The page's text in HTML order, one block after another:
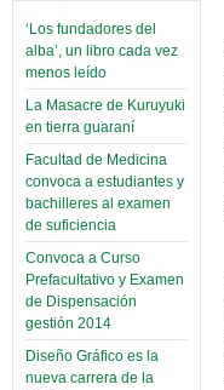
‘Los fundadores del
alba’, un libro cada vez
menos leído
La Masacre de Kuruyuki
en tierra guaraní
Facultad de Medicina
convoca a estudiantes y
bachilleres al examen
de suficiencia
Convoca a Curso
Prefacultativo y Examen
de Dispensación
gestión 2014
Diseño Gráfico es la
nueva carrera de la